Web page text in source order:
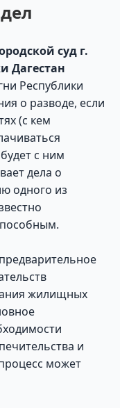
суд г.
Дагестан
Республики
о разводе, если
(с кем
с ним
дела о
одного из
жилищных
и
может